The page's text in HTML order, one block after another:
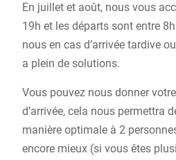
En juillet et août, nous vous
19h et les départs sont entre
nous en cas d’arrivée tardive
a plein de solutions.
Vous pouvez nous donner
d’arrivée, cela nous permettra
manière optimale à 2
encore mieux (si vous êtes